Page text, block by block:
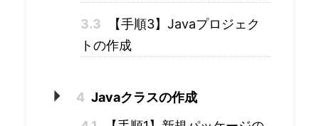
3.3
【手順3】Javaプロジェク
トの作成
4 Javaクラスの作成